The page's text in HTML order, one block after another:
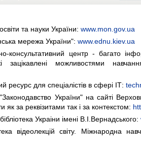
та науки України: www.mon.gov.ua
мережа України": www.ednu.kiev.ua
консультативний центр - багато
зацікавлені можливостями
ресурс для спеціалістів в сфері ІТ:
України" на сайті
як за реквізитами так і за контекстом:
Украiни iменi В.I.Вернадського:
відеолекцій світу. Міжнародна